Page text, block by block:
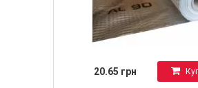
20.65 грн